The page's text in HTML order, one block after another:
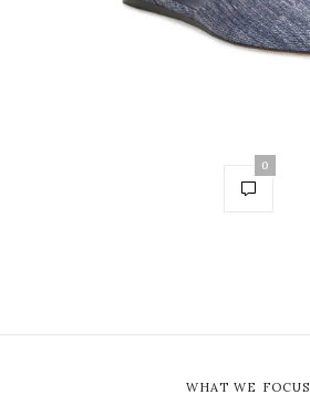
0
WHAT WE FOCUS